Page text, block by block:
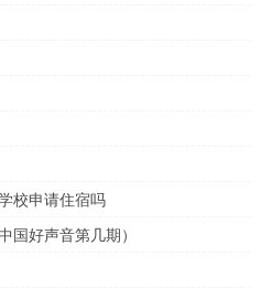
校申请住宿吗
国好声音第几期）